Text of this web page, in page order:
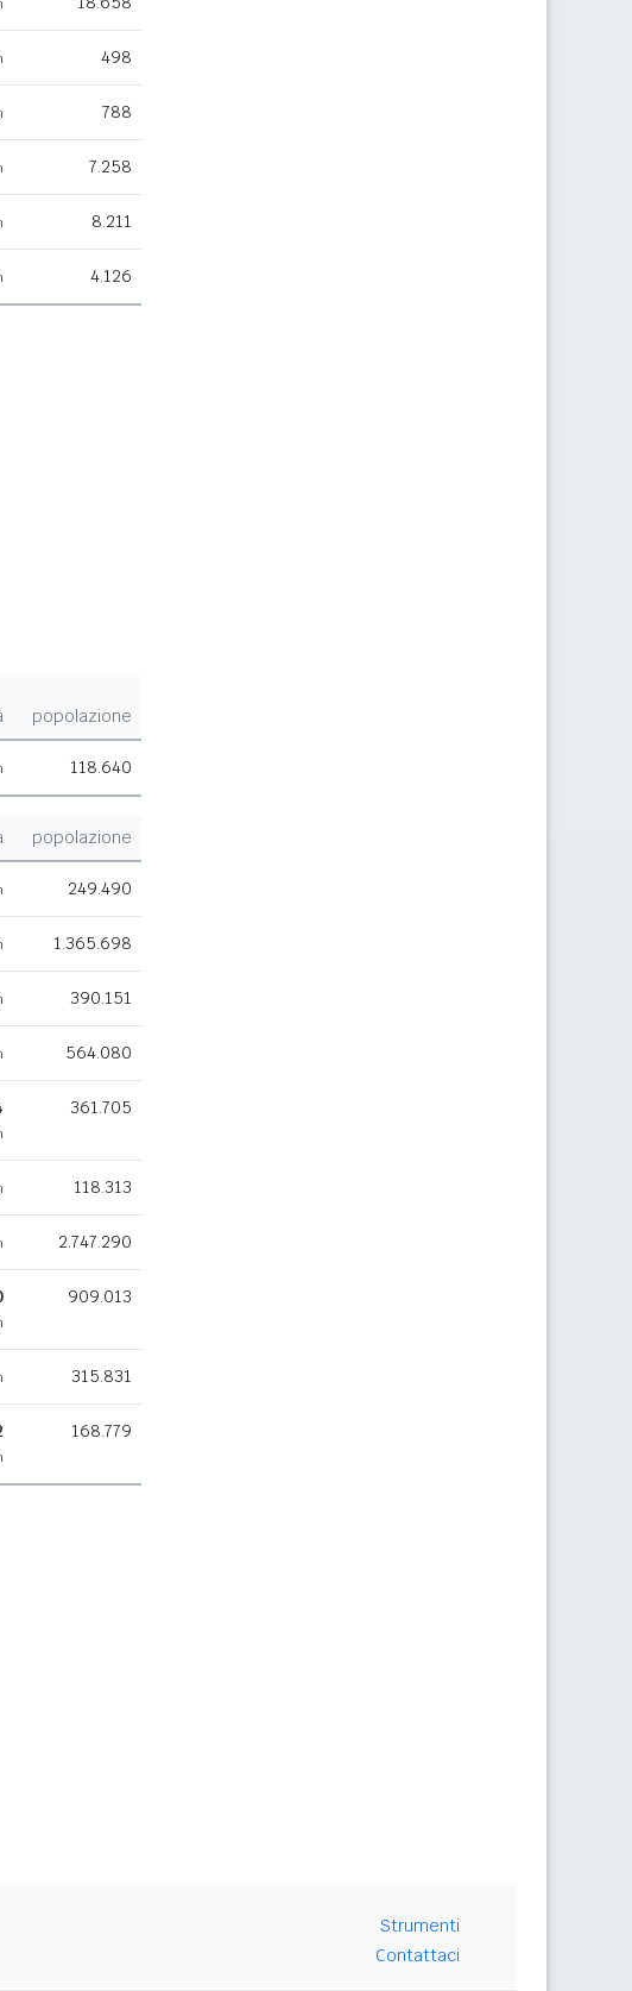
498
788
7.258
8.211
4.126
popolazione
118.640
popolazione
249.490
1.365.698
390.151
564.080
361.705
118.313
2.747.290
909.013
315.831
168.779
Strumenti
Contattaci